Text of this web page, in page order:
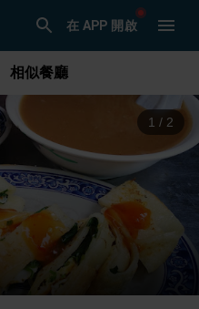
在 APP 開啟
相似餐廳
1 / 2